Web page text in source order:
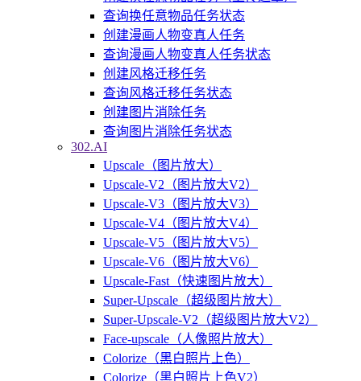
查询换任意物品任务状态
创建漫画人物变真人任务
查询漫画人物变真人任务状态
创建风格迁移任务
查询风格迁移任务状态
创建图片消除任务
查询图片消除任务状态
302.AI
Upscale（图片放大）
Upscale-V2（图片放大V2）
Upscale-V3（图片放大V3）
Upscale-V4（图片放大V4）
Upscale-V5（图片放大V5）
Upscale-V6（图片放大V6）
Upscale-Fast（快速图片放大）
Super-Upscale（超级图片放大）
Super-Upscale-V2（超级图片放大V2）
Face-upscale（人像照片放大）
Colorize（黑白照片上色）
Colorize（黑白照片上色V2）